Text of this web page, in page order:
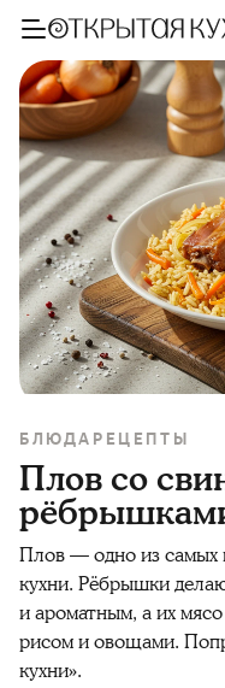
БЛЮДА РЕЦЕПТЫ
Плов со
Плов — одно из самых
кухни. Рёбрышки
и ароматным, а их
рисом и овощами.
кухни».